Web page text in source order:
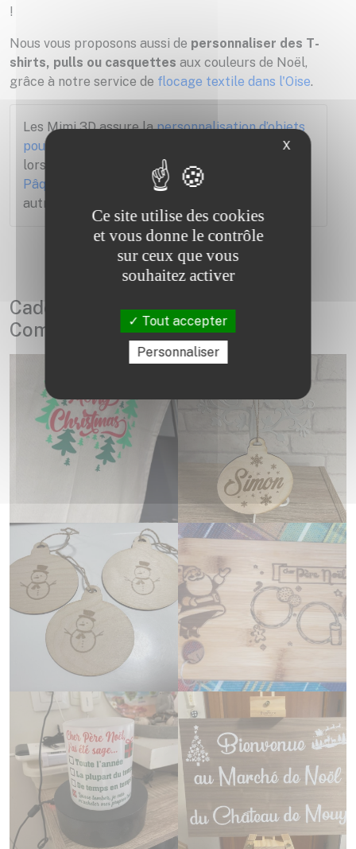
!
Nous vous proposons aussi de personnaliser des T-
shirts, pulls ou casquettes aux couleurs de Noël,
grâce à notre service de flocage textile dans l'Oise.
Les Mimi 3D assure lapersonnalisation d’objets
pour fêtes
, afin de créer une ambiance unique
lors de chaque grandes occasions :
Pâques
Saint-Valentin,Halloween
autre
Cadeaux de Noël personnalisés à
Compiègne
X
Ce site utilise des cookies
et vous donne le contrôle
sur ceux que vous
souhaitez activer
Tout accepter
Personnaliser